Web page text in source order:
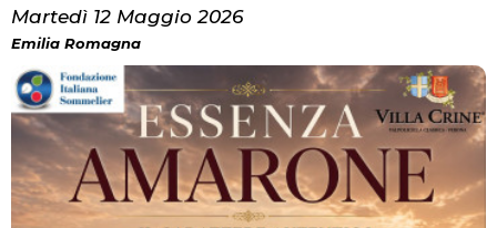
Martedì 12 Maggio 2026
Emilia Romagna